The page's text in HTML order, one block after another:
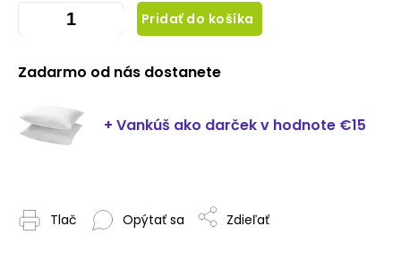
Pridať do košíka
Zadarmo od nás dostanete
+ Vankúš ako darčekv hodnote €15
Tlač Opýtať sa Zdieľať